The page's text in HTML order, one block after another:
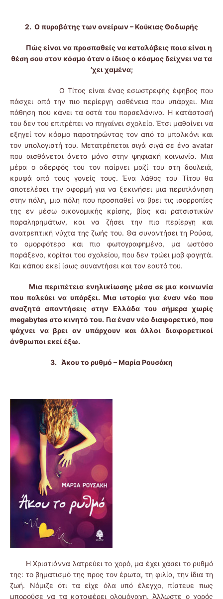
2. Ο πυροβάτης των ονείρων – Κούκιας Θοδωρής
Πώς είναι να προσπαθείς να καταλάβεις ποια είναι η
θέση σου στον κόσμο όταν ο ίδιος ο κόσμος δείχνει να τα
’χει χαμένα;
Ο Τίτος είναι ένας εσωστρεφής έφηβος που
πάσχει από την πιο περίεργη ασθένεια που υπάρχει. Μια
πάθηση που κάνει τα οστά του πορσελάνινα. Η κατάστασή
του δεν του επιτρέπει να πηγαίνει σχολείο. Έτσι μαθαίνει να
εξηγεί τον κόσμο παρατηρώντας τον από το μπαλκόνι και
τον υπολογιστή του. Μετατρέπεται σιγά σιγά σε ένα avatar
που αισθάνεται άνετα μόνο στην ψηφιακή κοινωνία. Μια
μέρα ο αδερφός του τον παίρνει μαζί του στη δουλειά,
κρυφά από τους γονείς τους. Ένα λάθος του Τίτου θα
αποτελέσει την αφορμή για να ξεκινήσει μια περιπλάνηση
στην πόλη, μια πόλη που προσπαθεί να βρει τις ισορροπίες
της εν μέσω οικονομικής κρίσης, βίας και ρατσιστικών
παραληρημάτων, και να ζήσει την πιο περίεργη και
ανατρεπτική νύχτα της ζωής του. Θα συναντήσει τη Ρούσα,
το ομορφότερο και πιο φωτογραφημένο, μα ωστόσο
παράξενο, κορίτσι του σχολείου, που δεν τρώει μοβ φαγητά.
Και κάπου εκεί ίσως συναντήσει και τον εαυτό του.
Μια περιπέτεια ενηλικίωσης μέσα σε μια κοινωνία
που παλεύει να υπάρξει. Μια ιστορία για έναν νέο που
αναζητά απαντήσεις στην Ελλάδα του σήμερα χωρίς
megabytes στο κινητό του. Για έναν νέο διαφορετικό, που
ψάχνει να βρει αν υπάρχουν και άλλοι διαφορετικοί
άνθρωποι εκεί έξω.
3. Άκου το ρυθμό – Μαρία Ρουσάκη
Η Χριστιάννα λατρεύει το χορό, μα έχει χάσει το ρυθμό
της: το βηματισμό της προς τον έρωτα, τη φιλία, την ίδια τη
ζωή. Νόμιζε ότι τα είχε όλα υπό έλεγχο, πίστευε πως
μπορούσε να τα καταφέρει ολομόναχη. Άλλωστε ο χορός